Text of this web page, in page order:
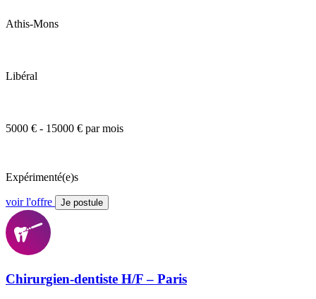
Athis-Mons
Libéral
5000 € - 15000 € par mois
Expérimenté(e)s
voir l'offre Je postule
Chirurgien-dentiste H/F – Paris